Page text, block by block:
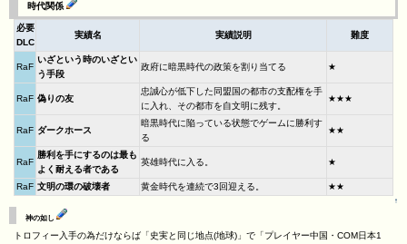
時代関係
必要
DLC
実績名 実績説明 難度
RaF
いざという時のいざとい
う手段
政府に暗黒時代の政策を割り当てる ★
RaF 偽りの友
忠誠心が低下した同盟国の都市の支配権を手
に入れ、その都市を自文明に残す。
★★★
RaF ダークホース
暗黒時代に陥っている状態でゲームに勝利す
る
★★
RaF
勝利を手にするのは最も
よく耐える者である
英雄時代に入る。 ★
RaF 文明の環の破壊者 黄金時代を連続で3回迎える。 ★★
↑
神の如し
トロフィー入手の為だけならば「史実と同じ地点(地球)」で「プレイヤー中国・COM日本1